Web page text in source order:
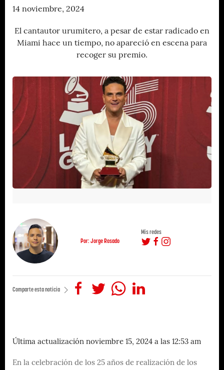
14 noviembre, 2024
El cantautor urumitero, a pesar de estar radicado en
Miami hace un tiempo, no apareció en escena para
recoger su premio.
Por: Jorge Rosado
Mis redes
Comparte esta noticia
Última actualización noviembre 15, 2024 a las 12:53 am
En la celebración de los 25 años de realización de los